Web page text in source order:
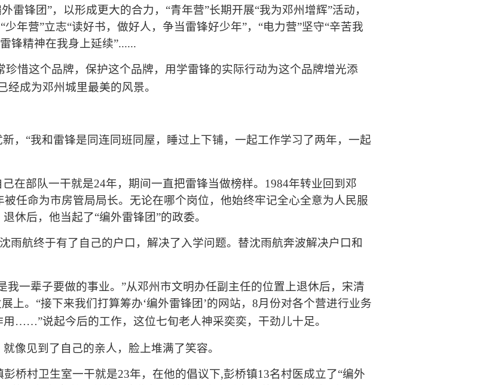
雷锋团”，以形成更大的合力，“青年营”长期开展“我为邓州增辉”活动，
少年营”立志“读好书，做好人，争当雷锋好少年”，“电力营”坚守“辛苦我
锋精神在我身上延续”......
珍惜这个品牌，保护这个品牌，用学雷锋的实际行动为这个品牌增光添
成为邓州城里最美的风景。
， “我和雷锋是同连同班同屋，睡过上下铺，一起工作学习了两年，一起
在部队一干就是24年，期间一直把雷锋当做榜样。 1984年转业回到邓
被任命为市房管局局长。无论在哪个岗位，他始终牢记全心全意为人民服
休后，他当起了“编外雷锋团”的政委。
雨航终于有了自己的户口，解决了入学问题。替沈雨航奔波解决户口和
我一辈子要做的事业。”从邓州市文明办任副主任的位置上退休后，宋清
上。 “接下来我们打算筹办‘编外雷锋团’的网站， 8月份对各个营进行业务
……”说起今后的工作，这位七旬老人神采奕奕，干劲儿十足。
像见到了自己的亲人，脸上堆满了笑容。
桥村卫生室一干就是23年，在他的倡议下,彭桥镇13名村医成立了“编外